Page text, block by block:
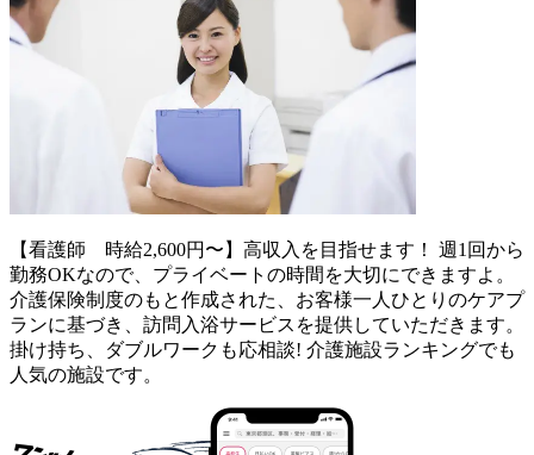
【看護師 時給2,600円〜】高収入を目指せます！ 週1回から
勤務OKなので、プライベートの時間を大切にできますよ。
介護保険制度のもと作成された、お客様一人ひとりのケアプ
ランに基づき、訪問入浴サービスを提供していただきます。
掛け持ち、ダブルワークも応相談! 介護施設ランキングでも
人気の施設です。